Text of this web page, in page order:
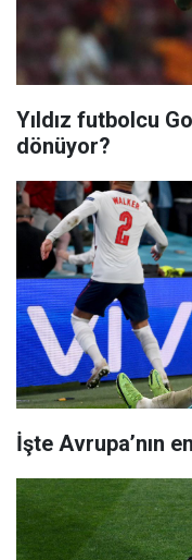
Yıldız futbolcu
dönüyor?
İşte Avrupa’nın